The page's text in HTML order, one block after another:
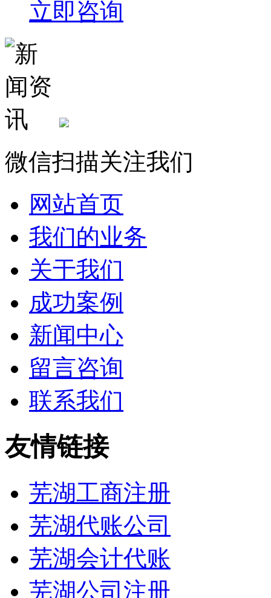
立即咨询
微信扫描关注我们
网站首页
我们的业务
关于我们
成功案例
新闻中心
留言咨询
联系我们
友情链接
芜湖工商注册
芜湖代账公司
芜湖会计代账
芜湖公司注册